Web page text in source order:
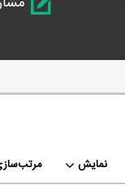
نمایش